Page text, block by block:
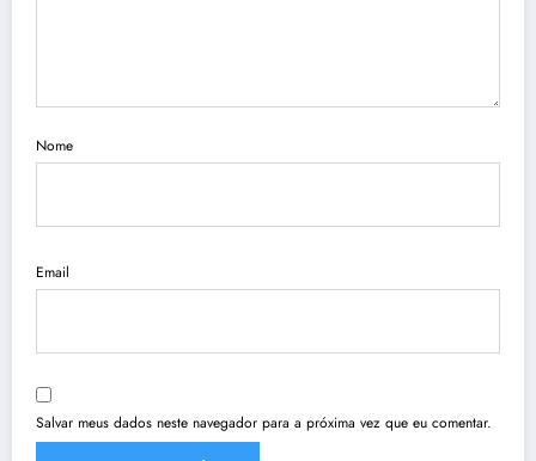
Nome
Email
Salvar meus dados neste navegador para a próxima vez que eu comentar.